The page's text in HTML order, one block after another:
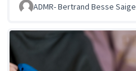
ADMR- Bertrand Besse Saige